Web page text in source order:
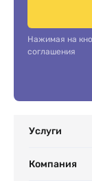
Нажимая на
соглашения
Услуги
Компания